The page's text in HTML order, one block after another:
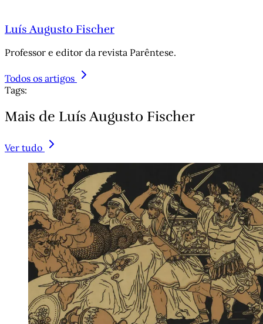
Luís Augusto Fischer
Professor e editor da revista Parêntese.
Todos os artigos
Tags:
Mais de Luís Augusto Fischer
Ver tudo